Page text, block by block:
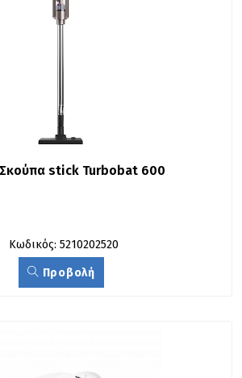
stick Turbobat 600
Κωδικός: 5210202520
Προβολή